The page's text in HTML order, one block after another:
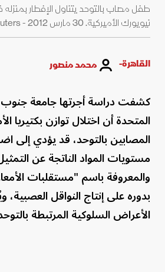
طفل مصاب بالتوحد يتناول الإفطار بمنزله
نيويورك الأميركية. 30 مارس 2012 - Reuters
القاهرة- محمد منصور
كشفت دراسة أجرتها جامعة جنوب
المتحدة أن اختلال توازن بكتيريا
المصابين بالتوحد، قد يؤدي إلى
مستويات المواد الناتجة عن
والمعروفة باسم "مستقلبات
بدوره على إنتاج النواقل
الأعراض السلوكية المرتبطة